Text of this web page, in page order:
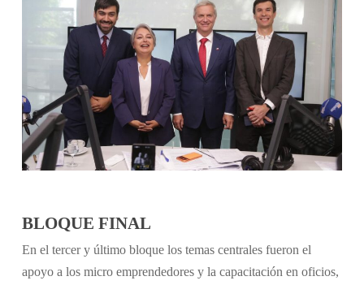
BLOQUE FINAL
En el tercer y último bloque los temas centrales fueron el
apoyo a los micro emprendedores y la capacitación en oficios,